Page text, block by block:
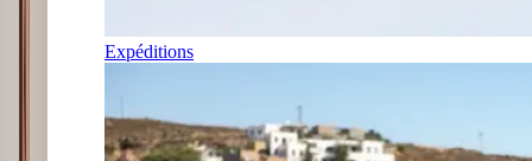
Expéditions